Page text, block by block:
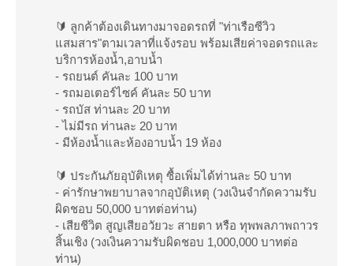
🔰 ลูกค้าต้องเดินทางมาจอดรถที่ "ท่าเรือซีวิว
แสมสาร"ตามเวลาที่แจ้งรอบ พร้อมเสียค่าจอดรถและ
บริการห้องน้ำ,อาบน้ำ
- รถยนต์ คันละ 100 บาท
- รถมอเตอร์ไซค์ คันละ 50 บาท
- รถบัส ท่านละ 20 บาท
- ไม่มีรถ ท่านละ 20 บาท
- มีห้องน้ำและห้องอาบน้ำ 19 ห้อง
🔰 ประกันภัยอุบัติเหตุ ซื้อเพิ่มได้ท่านละ 50 บาท
- ค่ารักษาพยาบาลจากอุบัติเหตุ (วงเงินจำกัดความรับ
ผิดชอบ 50,000 บาทต่อท่าน)
- เสียชีวิต สูญเสียอวัยวะ สายตา หรือ ทุพพลภาพถาวร
สิ้นเชิง (วงเงินความรับผิดชอบ 1,000,000 บาทต่อ
ท่าน)